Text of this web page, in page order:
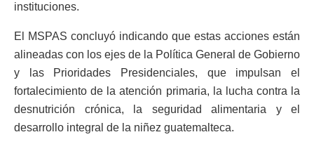
instituciones.
El MSPAS concluyó indicando que estas acciones están
alineadas con los ejes de la Política General de Gobierno
y las Prioridades Presidenciales, que impulsan el
fortalecimiento de la atención primaria, la lucha contra la
desnutrición crónica, la seguridad alimentaria y el
desarrollo integral de la niñez guatemalteca.